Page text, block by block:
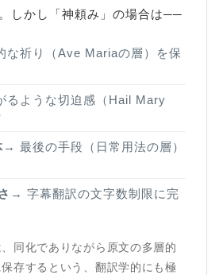
しかし「神頼み」の場合は──
な祈り（Ave Mariaの層）を保
るような切迫感（Hail Mary
→ 最後の手段（日常用法の層）
→ 字幕翻訳の文字数制限に完
同化でありながら原文の多層的
存するという、翻訳学的にも極